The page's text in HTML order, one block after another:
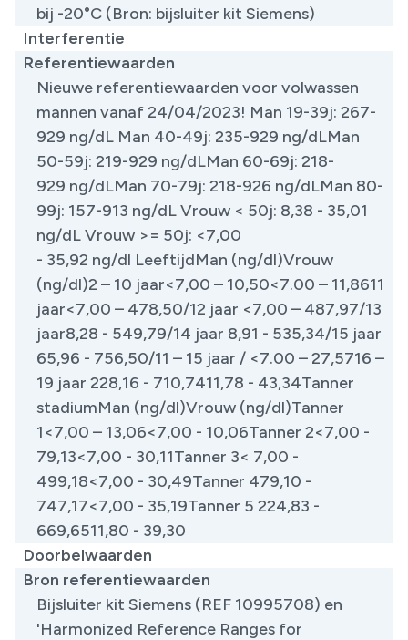
bij -20°C (Bron: bijsluiter kit Siemens)
Interferentie
Referentiewaarden
Nieuwe referentiewaarden voor volwassen
mannen vanaf 24/04/2023! Man 19-39j: 267-
929 ng/dL Man 40-49j: 235-929 ng/dLMan
50-59j: 219-929 ng/dLMan 60-69j: 218-
929 ng/dLMan 70-79j: 218-926 ng/dLMan 80-
99j: 157-913 ng/dL Vrouw < 50j: 8,38 - 35,01
ng/dL Vrouw >= 50j: <7,00
- 35,92 ng/dl LeeftijdMan (ng/dl)Vrouw
(ng/dl)2 – 10 jaar<7,00 – 10,50<7.00 – 11,8611
jaar<7,00 – 478,50/12 jaar <7,00 – 487,97/13
jaar8,28 - 549,79/14 jaar 8,91 - 535,34/15 jaar
65,96 - 756,50/11 – 15 jaar / <7.00 – 27,5716 –
19 jaar 228,16 - 710,7411,78 - 43,34Tanner
stadiumMan (ng/dl)Vrouw (ng/dl)Tanner
1<7,00 – 13,06<7,00 - 10,06Tanner 2<7,00 -
79,13<7,00 - 30,11Tanner 3< 7,00 -
499,18<7,00 - 30,49Tanner 479,10 -
747,17<7,00 - 35,19Tanner 5 224,83 -
669,6511,80 - 39,30
Doorbelwaarden
Bron referentiewaarden
Bijsluiter kit Siemens (REF 10995708) en
'Harmonized Reference Ranges for